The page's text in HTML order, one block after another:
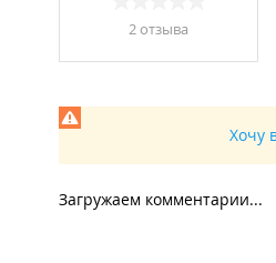
2 отзывa
Хочу
Загружаем комментарии...